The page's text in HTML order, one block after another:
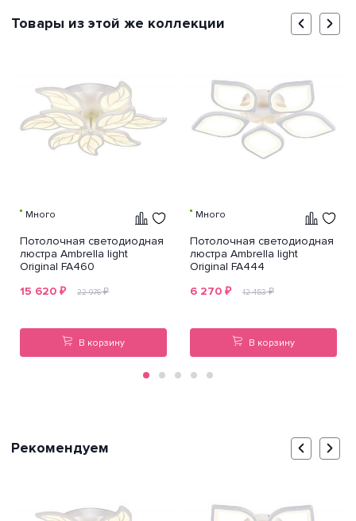
Товары из этой же коллекции
Много
Потолочная светодиодная
люстра Ambrella light
Original FA460
15 620 ₽ 22 976₽
В корзину
Много
Потолочная светодиодная
люстра Ambrella light
Original FA444
6 270 ₽ 12 453₽
В корзину
Рекомендуем